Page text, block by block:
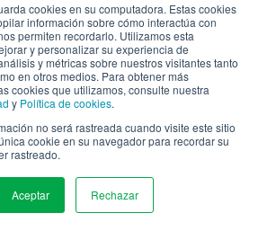
cookies en su computadora. Estas cookies
información sobre cómo interactúa con
permiten recordarlo. Utilizamos esta
y personalizar su experiencia de
y métricas sobre nuestros visitantes tanto
en otros medios. Para obtener más
cookies que utilizamos, consulte nuestra
y Política de cookies.
no será rastreada cuando visite este sitio
cookie en su navegador para recordar su
rastreado.
Aceptar Rechazar
SEO
de búsqueda
las nuevas